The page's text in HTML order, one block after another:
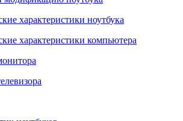
характеристики ноутбука
характеристики компьютера